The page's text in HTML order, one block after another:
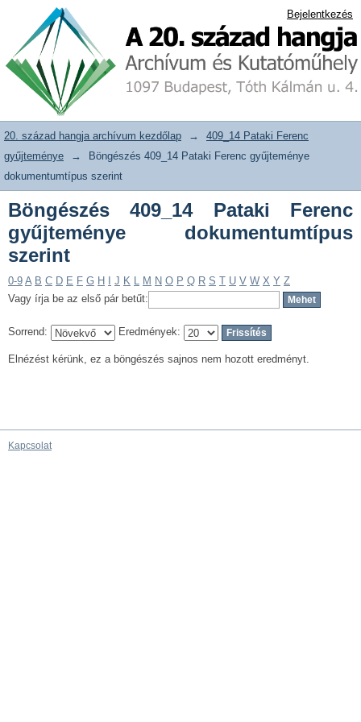
Böngészés 409_14 Pataki Ferenc
gyűjteménye dokumentumtípus szerint
20. század hangja archívum adattár Bejelentkezés
20. század hangja archívum kezdőlap →
409_14 Pataki Ferenc
gyűjteménye
→
Böngészés 409_14 Pataki Ferenc gyűjteménye
dokumentumtípus szerint
Böngészés 409_14 Pataki Ferenc
gyűjteménye dokumentumtípus
szerint
0-9 A B C D E F G H J K L M N O P Q R S T U V W X Y Z
Vagy írja be az első pár betűt:
Sorrend: Eredmények:
Elnézést kérünk, ez a böngészés sajnos nem hozott eredményt.
Kapcsolat